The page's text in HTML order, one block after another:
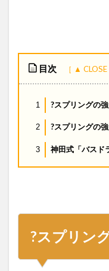
目次
1 ?スプリングの
2 ?スプリングの
3 神田式「バスド
?スプリン